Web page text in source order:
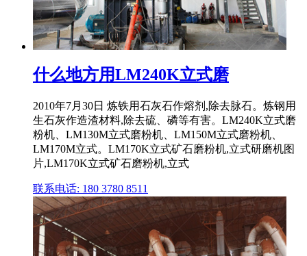
什么地方用LM240K立式磨
2010年7月30日 炼铁用石灰石作熔剂,除去脉石。炼钢用
生石灰作造渣材料,除去硫、磷等有害。LM240K立式磨
粉机、LM130M立式磨粉机、LM150M立式磨粉机、
LM170M立式。LM170K立式矿石磨粉机,立式研磨机图
片,LM170K立式矿石磨粉机,立式
联系电话: 180 3780 8511